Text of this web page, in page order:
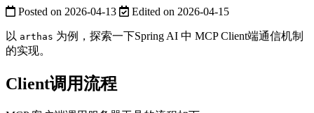
Posted on 2026-04-13 Edited on 2026-04-15
以 arthas 为例，探索一下Spring AI 中 MCP Client端通信机制
的实现。
Client调用流程